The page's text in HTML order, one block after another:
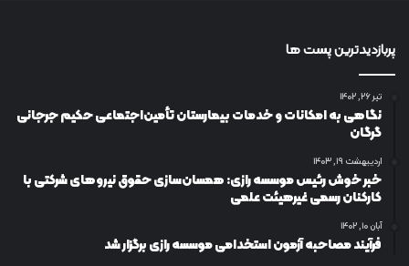
پربازدیدترین پست ها
تیر ۲۶, ۱۴۰۲
نگاهی به امکانات و خدمات بیمارستان تأمین‌اجتماعی حکیم جرجانی
گرگان
اردیبهشت ۱۹, ۱۴۰۳
خبر خوش رئیس موسسه رازی: همسان‌سازی حقوق نیروهای شرکتی با
کارکنان رسمی غیرهیئت علمی
آبان ۱۰, ۱۴۰۲
فرآیند مصاحبه آزمون استخدامی موسسه رازی برگزار شد